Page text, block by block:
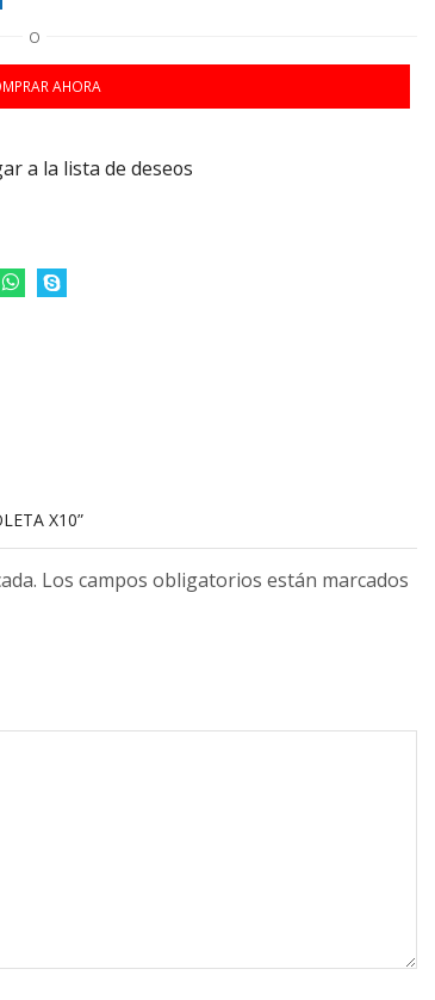
O
AHORA
a la lista de deseos
X10”
Los campos obligatorios están marcados